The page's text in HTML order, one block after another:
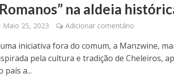
na aldeia
Maio 25, 2023 Adicionar comentário
iniciativa fora do comum, a Manzwine,
pela cultura e tradição de Cheleiros,
país a...